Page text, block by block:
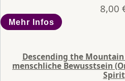
8,00
Mehr Infos
Descending the
menschliche Bewusstsein
Spirit